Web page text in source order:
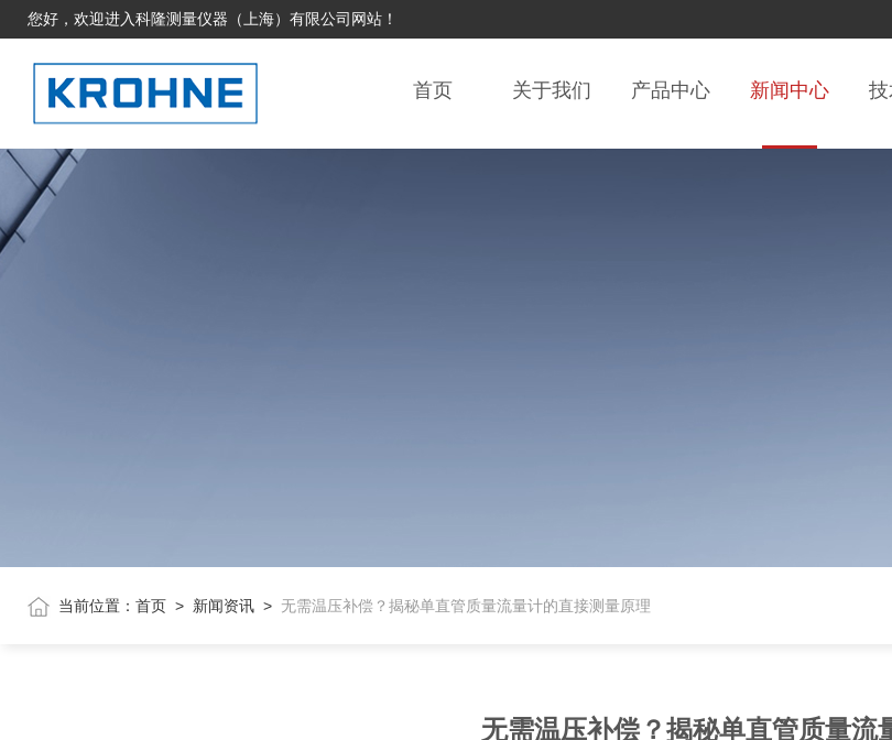
您好，欢迎进入科隆测量仪器（上海）有限公司网站！
首页 关于我们 产品中心 新闻中心
当前位置： 首页 > 新闻资讯 > 无需温压补偿？揭秘单直管质量流量计的直接测量原理
无需温压补偿？揭秘单直管质量流